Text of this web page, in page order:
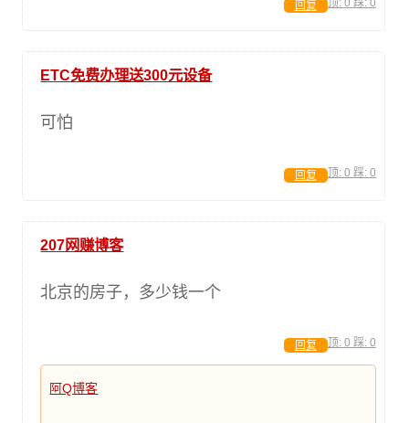
顶: 0 踩: 0
回复
ETC免费办理送300元设备
可怕
顶: 0 踩: 0
回复
207网赚博客
北京的房子，多少钱一个
顶: 0 踩: 0
回复
阿Q博客